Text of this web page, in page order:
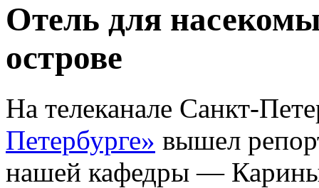
Отель для
острове
На телеканале Санкт-
Петербурге» вышел
нашей кафедры —